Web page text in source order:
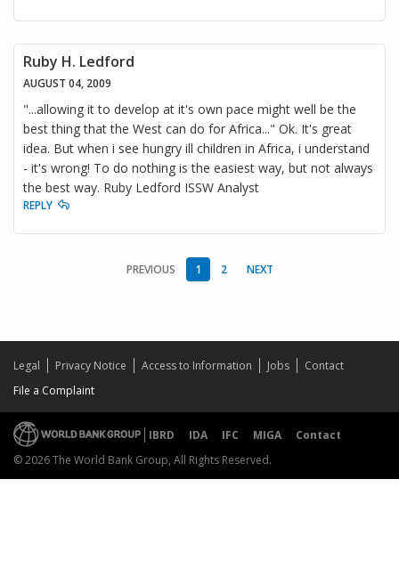
Ruby H. Ledford
AUGUST 04, 2009
"...allowing it to develop at it's own pace might well be the
best thing that the West can do for Africa..." Ok. It's great
idea. But when i see hungry ill children in Africa, i understand
- it's wrong! To do nothing is the easiest way, but not always
the best way. Ruby Ledford ISSW Analyst
REPLY
PREVIOUS 1 2 NEXT
Legal Privacy Notice Access to Information Jobs
Contact
File a Complaint
IBRD IDA IFC MIGA
Contact
© 2026 The World Bank Group, All Rights Reserved.